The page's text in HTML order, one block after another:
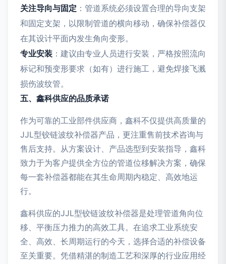
关注导向与固定 ：管道系统必须设置合理的导向支架
和固定支架，以限制管道的横向移动，确保补偿器仅
在其设计平面内发生角向变形。
专业安装 ：建议由专业人员进行安装，严格按照流向
标记和预变形要求（如有）进行施工，避免焊接飞溅
损伤波纹管。
五、鑫科供应的品质承诺
作为可靠的工业部件供应商，鑫科不仅提供高质量的
JJL型铰链波纹补偿器产品，更注重售前技术咨询与
售后支持。从方案设计、产品选型到安装指导，鑫科
致力于为客户提供全方位的管道位移解决方案，确保
每一套补偿器都能在其生命周期内稳定、高效地运
行。
鑫科供应的JJL型铰链波纹补偿器是处理管道角向位
移、平衡压力推力的高效工具。在追求工业系统安
全、高效、长周期运行的今天，选择合适的补偿设备
至关重要。凭借精湛的制造工艺和深厚的行业应用经